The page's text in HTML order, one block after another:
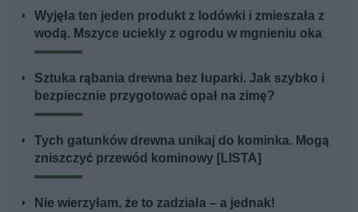
Wyjęła ten jeden produkt z lodówki i zmieszała z
wodą. Mszyce uciekły z ogrodu w mgnieniu oka
Sztuka rąbania drewna bez łuparki. Jak szybko i
bezpiecznie przygotować opał na zimę?
Tych gatunków drewna unikaj do kominka. Mogą
zniszczyć przewód kominowy [LISTA]
Nie wierzyłam, że to zadziała – a jednak!